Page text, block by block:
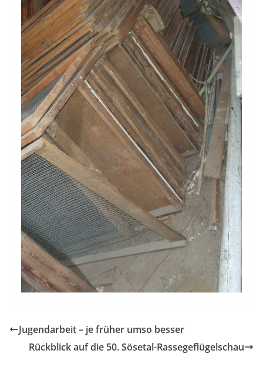
Jugendarbeit – je früher umso besser
Rückblick auf die 50. Sösetal-Rassegeflügelschau